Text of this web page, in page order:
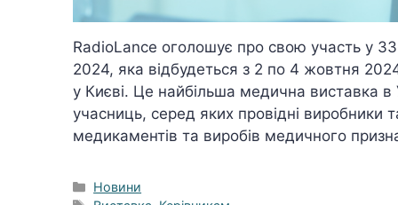
RadioLance оголошує про свою участь у
2024, яка відбудеться з 2 по 4 жовтня
у Києві. Це найбільша медична виставка в
учасниць, серед яких провідні виробники
медикаментів та виробів медичного
Категорії
Новини